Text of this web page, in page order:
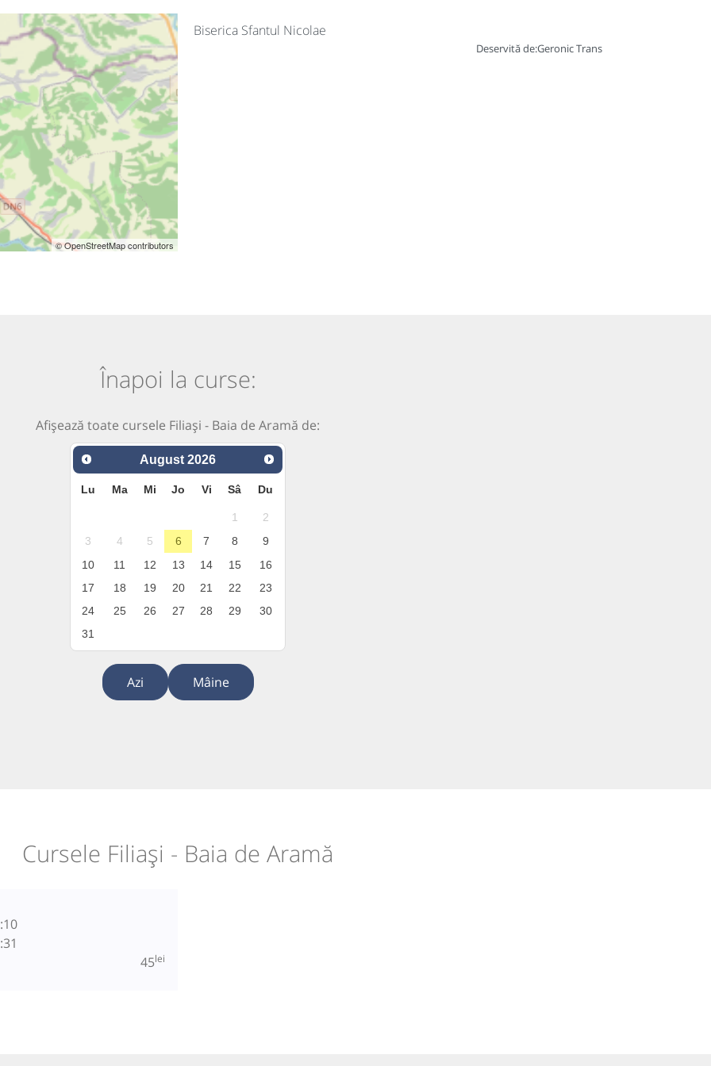
© OpenStreetMap contributors
Biserica Sfantul Nicolae
Deservită de:Geronic Trans
Înapoi la curse:
Afișează toate cursele Filiași - Baia de Aramă de:
August 2026
Lu Ma Mi Jo Vi Sâ Du
1
2
3
4 5 6 7 8
9
10
11 12 13 14 15
16
17
18 19 20 21 22
23
24
25 26 27 28 29
30
31
Azi Mâine
Cursele Filiași - Baia de Aramă
45lei